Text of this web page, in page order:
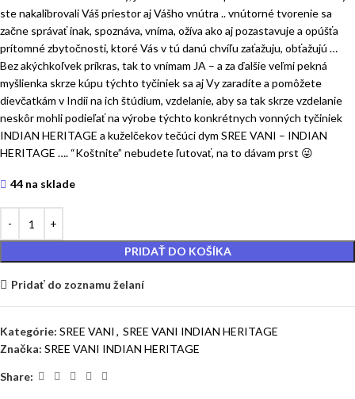
ste nakalibrovali Váš priestor aj Vášho vnútra .. vnútorné tvorenie sa
začne správať inak, spoznáva, vníma, ožíva ako aj pozastavuje a opúšťa
prítomné zbytočnosti, ktoré Vás v tú danú chvíľu zaťažuju, obťažujú …
Bez akýchkoľvek príkras, tak to vnímam JA – a za ďalšie veľmi pekná
myšlienka skrze kúpu týchto tyčiniek sa aj Vy zaradíte a pomôžete
dievčatkám v Indii na ich štúdium, vzdelanie, aby sa tak skrze vzdelanie
neskôr mohli podieľať na výrobe týchto konkrétnych vonných tyčiniek
INDIAN HERITAGE a kuželčekov tečúci dym SREE VANI – INDIAN
HERITAGE …. “Koštnite” nebudete ľutovať, na to dávam prst 😜
44 na sklade
PRIDAŤ DO KOŠÍKA
Pridať do zoznamu želaní
Kategórie: SREE VANI , SREE VANI INDIAN HERITAGE
Značka: SREE VANI INDIAN HERITAGE
Share: